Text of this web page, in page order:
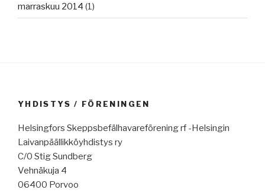
marraskuu 2014 (1)
YHDISTYS / FÖRENINGEN
Helsingfors Skeppsbefälhavareförening rf -Helsingin
Laivanpäällikköyhdistys ry
C/0 Stig Sundberg
Vehnäkuja 4
06400 Porvoo